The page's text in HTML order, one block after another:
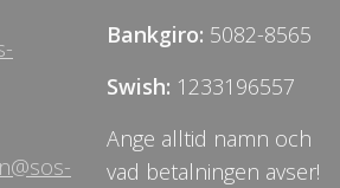
Bankgiro: 5082-8565
Swish: 1233196557
Ange alltid namn och
vad betalningen avser!